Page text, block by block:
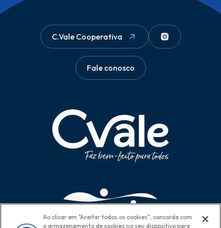
C.Vale Cooperativa
Fale conosco
Ao clicar em "Aceitar todos os cookies", concorda com
o armazenamento de cookies no seu dispositivo para